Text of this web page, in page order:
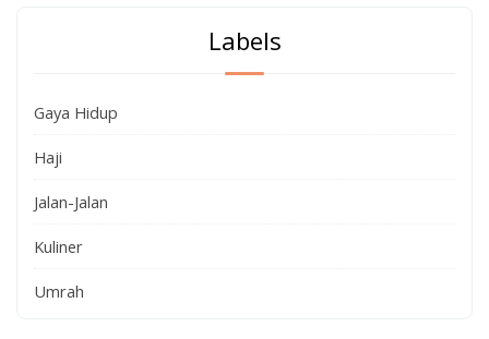
Labels
Gaya Hidup
Haji
Jalan-Jalan
Kuliner
Umrah